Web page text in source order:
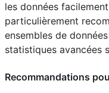
les données
particulièrement
ensembles de
statistiques avancées
Recommandations